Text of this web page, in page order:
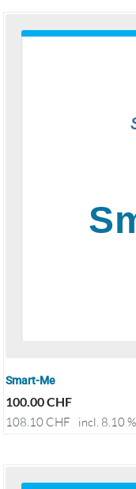
Smart-Me
100.00CHF
108.10 CHF incl. 8.10